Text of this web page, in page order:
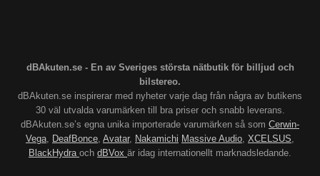
dBAkuten.se - En av Sveriges största nätbutik för billjud och
bilstereo.
dBAkuten.se inspirerar med nyheter varje dag från några av butikens
30 väl utvalda varumärken till bra priser och snabb leverans.
dBAkuten.se’s egna unika importerade varumärken så som Cerwin-
Vega, DeafBonce, Avatar, Nakamichi Massive Audio, XCELSUS,
BlackHydra och dBVox är idag internationellt marknadsledande.